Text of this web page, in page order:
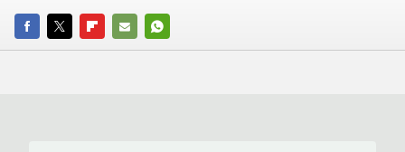
FACEBOOK
TWITTERFLIPBOARD
E-
WHATSAPP